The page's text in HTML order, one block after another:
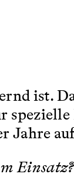
ist.
Jahre
Einsatz?